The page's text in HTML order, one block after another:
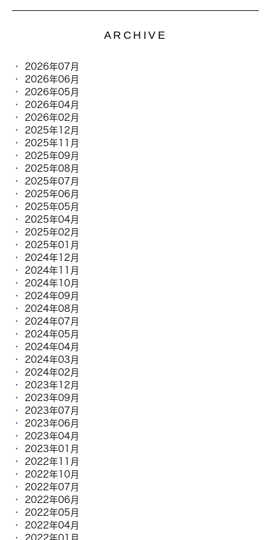
ARCHIVE
2026年07月
2026年06月
2026年05月
2026年04月
2026年02月
2025年12月
2025年11月
2025年09月
2025年08月
2025年07月
2025年06月
2025年05月
2025年04月
2025年02月
2025年01月
2024年12月
2024年11月
2024年10月
2024年09月
2024年08月
2024年07月
2024年05月
2024年04月
2024年03月
2024年02月
2023年12月
2023年09月
2023年07月
2023年06月
2023年04月
2023年01月
2022年11月
2022年10月
2022年07月
2022年06月
2022年05月
2022年04月
2022年01月